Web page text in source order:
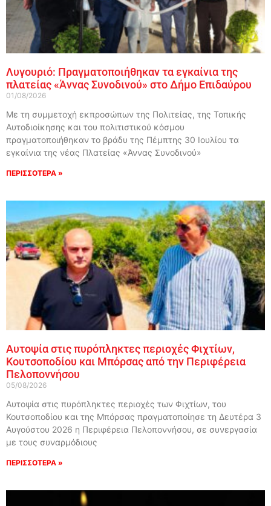
Λυγουριό: Πραγματοποιήθηκαν τα εγκαίνια της
πλατείας «Άννας Συνοδινού» στο Δήμο Επιδαύρου
01/08/2026
Με τη συμμετοχή εκπροσώπων της Πολιτείας, της Τοπικής
Αυτοδιοίκησης και του πολιτιστικού κόσμου
πραγματοποιήθηκαν το βράδυ της Πέμπτης 30 Ιουλίου τα
εγκαίνια της νέας Πλατείας «Άννας Συνοδινού»
ΠΕΡΙΣΣΟΤΕΡΑ »
Αυτοψία στις πυρόπληκτες περιοχές Φιχτίων,
Κουτσοποδίου και Μπόρσας από την Περιφέρεια
Πελοποννήσου
05/08/2026
Αυτοψία στις πυρόπληκτες περιοχές των Φιχτίων, του
Κουτσοποδίου και της Μπόρσας πραγματοποίησε τη Δευτέρα 3
Αυγούστου 2026 η Περιφέρεια Πελοποννήσου, σε συνεργασία
με τους συναρμόδιους
ΠΕΡΙΣΣΟΤΕΡΑ »